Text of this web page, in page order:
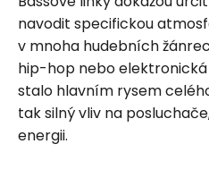
navodit specifickou
v mnoha hudebních
hip-hop nebo
stalo hlavním rysem
tak silný vliv na
energii.